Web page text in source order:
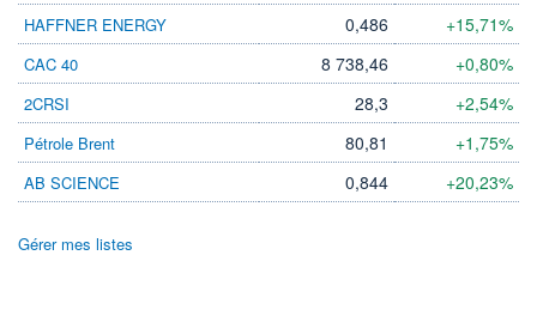
HAFFNER ENERGY 0,486 +15,71%
CAC 40 8 738,46 +0,80%
2CRSI 28,3 +2,54%
Pétrole Brent 80,81 +1,75%
AB SCIENCE 0,844 +20,23%
Gérer mes listes